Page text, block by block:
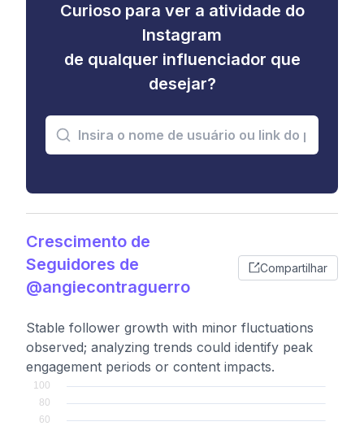
Curioso para ver a atividade do
Instagram
de qualquer influenciador que
desejar?
Crescimento de
Seguidores de
@angiecontraguerro
Compartilhar
Stable follower growth with minor fluctuations
observed; analyzing trends could identify peak
engagement periods or content impacts.